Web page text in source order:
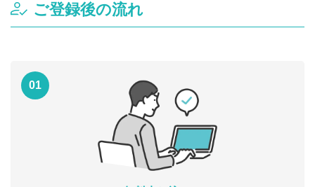
ご登録後の流れ
01